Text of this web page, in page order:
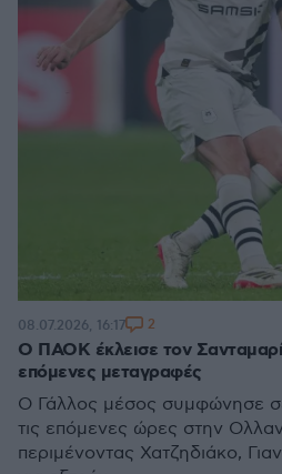
Ο ΠΑΟΚ έκλεισε τον
επόμενες μεταγραφές
Ο Γάλλος μέσος συμφώνησε
τις επόμενες ώρες στην
περιμένοντας Χατζηδιάκο,
08.07.2026, 16:17 2